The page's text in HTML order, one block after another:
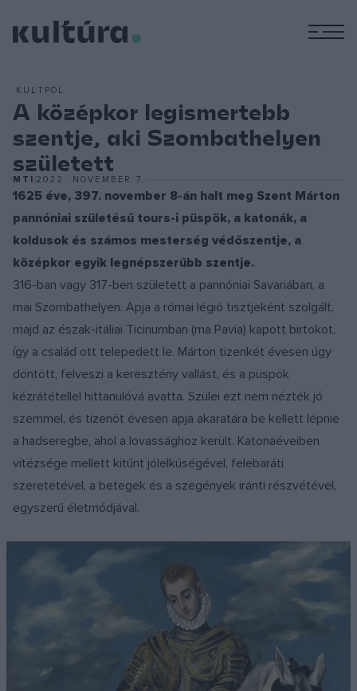
KULTPOL
A középkor legismertebb
szentje, aki Szombathelyen
született
MTI 2022. NOVEMBER 7.
1625 éve, 397. november 8-án halt meg Szent Márton
pannóniai születésű tours-i püspök, a katonák, a
koldusok és számos mesterség védőszentje, a
középkor egyik legnépszerűbb szentje.
316-ban vagy 317-ben született a pannóniai Savariában, a
mai Szombathelyen. Apja a római légió tisztjeként szolgált,
majd az észak-itáliai Ticinumban (ma Pavia) kapott birtokot,
így a család ott telepedett le. Márton tizenkét évesen úgy
döntött, felveszi a keresztény vallást, és a püspök
kézrátétellel hittanulóvá avatta. Szülei ezt nem nézték jó
szemmel, és tizenöt évesen apja akaratára be kellett lépnie
a hadseregbe, ahol a lovassághoz került. Katonaéveiben
vitézsége mellett kitűnt jólelkűségével, felebaráti
szeretetével, a betegek és a szegények iránti részvétével,
egyszerű életmódjával.